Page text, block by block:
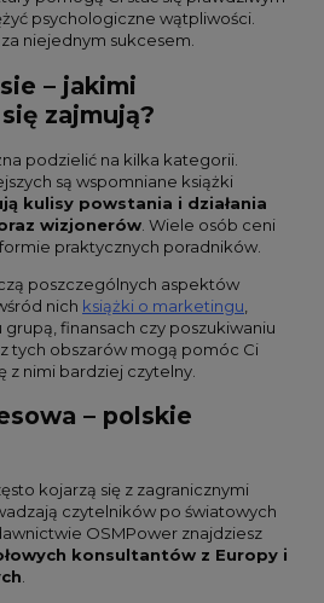
psychologiczne wątpliwości.
niejednym sukcesem.
– jakimi
zajmują?
podzielić na kilka kategorii.
są wspomniane książki
kulisy powstania i działania
wizjonerów . Wiele osób ceni
praktycznych poradników.
poszczególnych aspektów
nich książki o marketingu
finansach czy poszukiwaniu
tych obszarów mogą pomóc Ci
z nimi bardziej czytelny.
– polskie
kojarzą się z zagranicznymi
czytelników po światowych
OSMPower znajdziesz
konsultantów z Europy i